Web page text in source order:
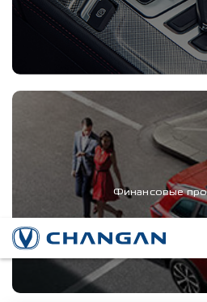
Финансовые